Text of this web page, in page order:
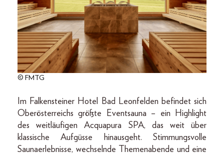
© FMTG
Im Falkensteiner Hotel Bad Leonfelden befindet sich
Oberösterreichs größte Eventsauna – ein Highlight
des weitläufigen Acquapura SPA, das weit über
klassische Aufgüsse hinausgeht. Stimmungsvolle
Saunaerlebnisse, wechselnde Themenabende und eine